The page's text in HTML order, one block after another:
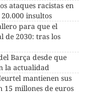
ataques racistas en
20.000 insultos
para que el
de 2030: tras los
Barça desde que
la actualidad
mantienen sus
15 millones de euros